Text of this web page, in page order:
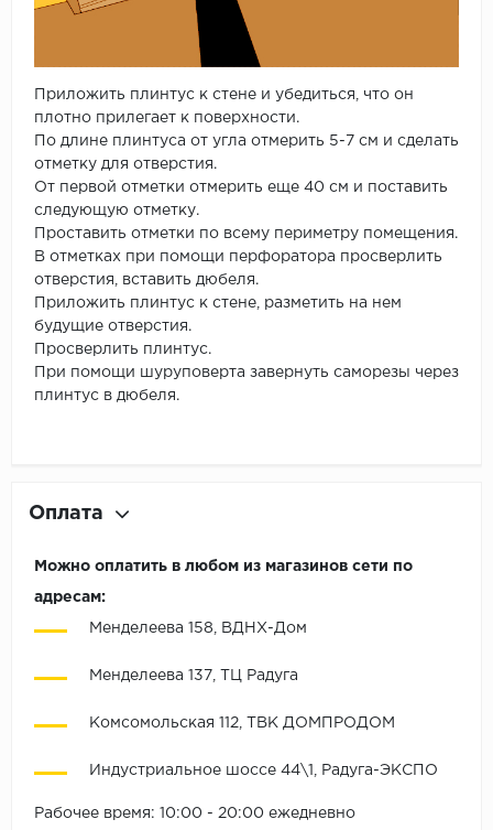
Приложить плинтус к стене и убедиться, что он
плотно прилегает к поверхности.
По длине плинтуса от угла отмерить 5-7 см и сделать
отметку для отверстия.
От первой отметки отмерить еще 40 см и поставить
следующую отметку.
Проставить отметки по всему периметру помещения.
В отметках при помощи перфоратора просверлить
отверстия, вставить дюбеля.
Приложить плинтус к стене, разметить на нем
будущие отверстия.
Просверлить плинтус.
При помощи шуруповерта завернуть саморезы через
плинтус в дюбеля.
Оплата
Можно оплатить в любом из магазинов сети по
адресам:
Менделеева 158, ВДНХ-Дом
Менделеева 137, ТЦ Радуга
Комсомольская 112, ТВК ДОМПРОДОМ
Индустриальное шоссе 44\1, Радуга-ЭКСПО
Рабочее время: 10:00 - 20:00 ежедневно